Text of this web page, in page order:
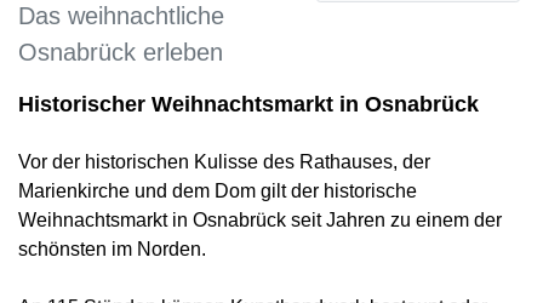
Das weihnachtliche
Osnabrück erleben
Historischer Weihnachtsmarkt in Osnabrück
Vor der historischen Kulisse des Rathauses, der
Marienkirche und dem Dom gilt der historische
Weihnachtsmarkt in Osnabrück seit Jahren zu einem der
schönsten im Norden.